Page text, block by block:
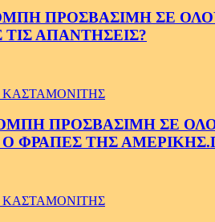
ΠΡΟΣΒΑΣΙΜΗ ΣΕ
ΑΠΑΝΤΗΣΕΙΣ?
ΠΡΟΣΒΑΣΙΜΗ ΣΕ
ΦΡΑΠΕΣ ΤΗΣ